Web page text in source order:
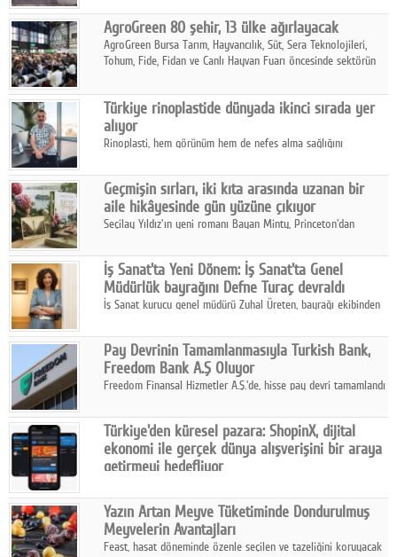
sonbaharın tasarım kodlarını açıklıyor.
AgroGreen 80 şehir, 13 ülke ağırlayacak
AgroGreen Bursa Tarım, Hayvancılık, Süt, Sera Teknolojileri,
Tohum, Fide, Fidan ve Canlı Hayvan Fuarı öncesinde sektörün
Türkiye rinoplastide dünyada ikinci sırada yer
alıyor
Rinoplasti, hem görünüm hem de nefes alma sağlığını
biri konumunda.
Geçmişin sırları, iki kıta arasında uzanan bir
aile hikâyesinde gün yüzüne çıkıyor
Seçilay Yıldız'ın yeni romanı Bayan Minty, Princeton'dan
katmanlı bir aile hikâyesi anlatıyor.
İş Sanat'ta Yeni Dönem: İş Sanat'ta Genel
Müdürlük bayrağını Defne Turaç devraldı
İş Sanat kurucu genel müdürü Zuhal Üreten, bayrağı ekibinden
Pay Devrinin Tamamlanmasıyla Turkish Bank,
Freedom Bank A.Ş Oluyor
Freedom Finansal Hizmetler A.Ş.'de, hisse pay devri tamamlandı
Turkish Bank'ın ticaret unvanının “Freedom Bank A.Ş.” olmasına
karar verildi.
Türkiye'den küresel pazara: ShopinX, dijital
ekonomi ile gerçek dünya alışverişini bir araya
getirmeyi hedefliyor
ekonomi ile gerçek dünya alışveriş deneyimi arasında köprü
kurmayı hedefleyen vizyonuyla uluslararası pazarlara açılıyor.
Yazın Artan Meyve Tüketiminde Dondurulmuş
Meyvelerin Avantajları
Feast, hasat döneminde özenle seçilen ve tazeliğini koruyacak